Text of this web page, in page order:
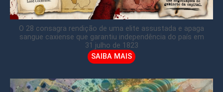
O 28 consagra rendição de uma elite assustada e apaga
sangue caxiense que garantiu independência do país em
31 julho de 1823
SAIBA MAIS